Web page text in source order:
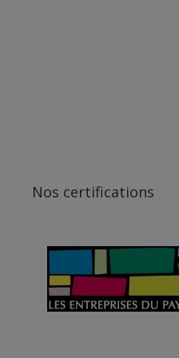
Nos certifications